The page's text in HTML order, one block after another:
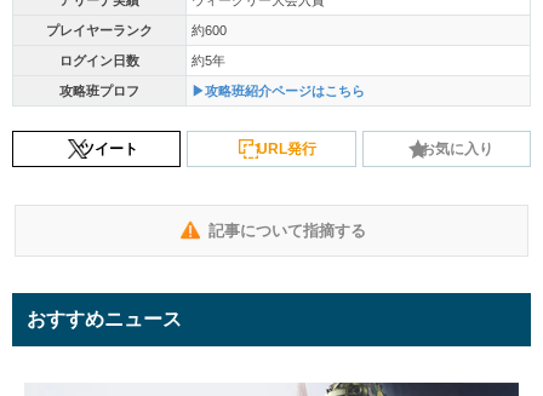
プレイヤーランク 約600
ログイン日数 約5年
攻略班プロフ ▶攻略班紹介ページはこちら
ツイート URL発行 お気に入り
記事について指摘する
おすすめニュース